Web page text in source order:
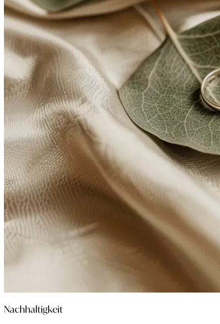
Nachhaltigkeit